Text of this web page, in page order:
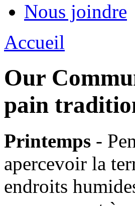
Nous joindre
Accueil
Our
pain
Printemps -
apercevoir la
endroits